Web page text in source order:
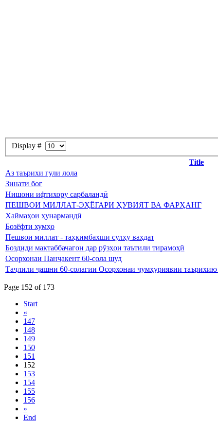
Display #
Title
Аз таърихи гули лола
Зинати боғ
Нишони ифтихору сарбаландӣ
ПЕШВОИ МИЛЛАТ-ЭҲЁГАРИ ҲУВИЯТ ВА ФАРҲАНГ
Хаймаҳои ҳунармандӣ
Бозёфти хумҳо
Пешвои миллат - таҳкимбахши сулҳу ваҳдат
Боздиди мактаббачагон дар рӯзҳои таътили тирамоҳӣ
Осорхонаи Панҷакент 60-сола шуд
Таҷлили ҷашни 60-солагии Осорхонаи ҷумҳуриявии
Page 152 of 173
Start
«
147
148
149
150
151
152
153
154
155
156
»
End